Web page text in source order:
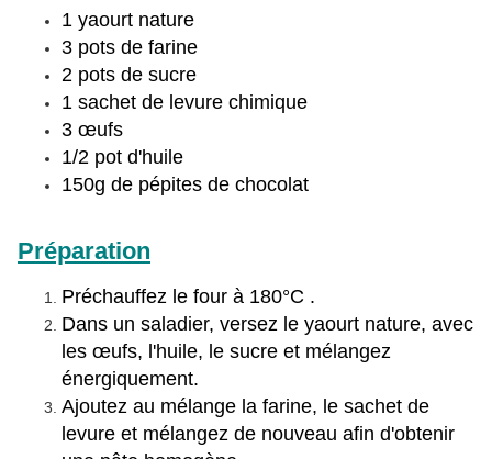
1 yaourt nature
3 pots de farine
2 pots de sucre
1 sachet de levure chimique
3 œufs
1/2 pot d'huile
150g de pépites de chocolat
Préparation
Préchauffez le four à 180°C .
Dans un saladier, versez le yaourt nature, avec
les œufs, l'huile, le sucre et mélangez
énergiquement.
Ajoutez au mélange la farine, le sachet de
levure et mélangez de nouveau afin d'obtenir